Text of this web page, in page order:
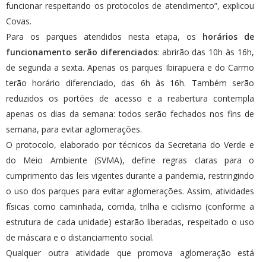
funcionar respeitando os protocolos de atendimento”, explicou
Covas.
Para os parques atendidos nesta etapa, os horários de
funcionamento serão diferenciados: abrirão das 10h às 16h,
de segunda a sexta. Apenas os parques Ibirapuera e do Carmo
terão horário diferenciado, das 6h às 16h. Também serão
reduzidos os portões de acesso e a reabertura contempla
apenas os dias da semana: todos serão fechados nos fins de
semana, para evitar aglomerações.
O protocolo, elaborado por técnicos da Secretaria do Verde e
do Meio Ambiente (SVMA), define regras claras para o
cumprimento das leis vigentes durante a pandemia, restringindo
o uso dos parques para evitar aglomerações. Assim, atividades
físicas como caminhada, corrida, trilha e ciclismo (conforme a
estrutura de cada unidade) estarão liberadas, respeitado o uso
de máscara e o distanciamento social.
Qualquer outra atividade que promova aglomeração está